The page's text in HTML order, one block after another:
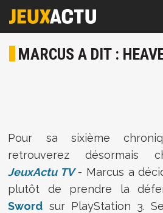
MARCUS A DIT :
Pour sa sixième
retrouverez désormais
JeuxActu TV- Marcus a
plutôt de prendre la
Sword sur PlayStation 3.